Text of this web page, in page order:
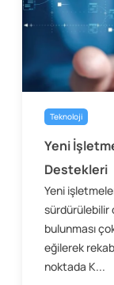
Teknoloji
Yeni
Destekleri
Yeni
sürdürülebilir
bulunması
eğilerek
noktada K...